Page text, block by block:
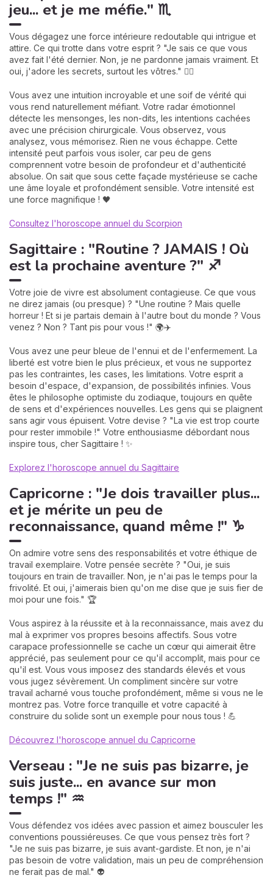
jeu... et je me méfie." ♏
Vous dégagez une force intérieure redoutable qui intrigue et
attire. Ce qui trotte dans votre esprit ? "Je sais ce que vous
avez fait l'été dernier. Non, je ne pardonne jamais vraiment. Et
oui, j'adore les secrets, surtout les vôtres." 🕵️‍♂️
Vous avez une intuition incroyable et une soif de vérité qui
vous rend naturellement méfiant. Votre radar émotionnel
détecte les mensonges, les non-dits, les intentions cachées
avec une précision chirurgicale. Vous observez, vous
analysez, vous mémorisez. Rien ne vous échappe. Cette
intensité peut parfois vous isoler, car peu de gens
comprennent votre besoin de profondeur et d'authenticité
absolue. On sait que sous cette façade mystérieuse se cache
une âme loyale et profondément sensible. Votre intensité est
une force magnifique ! 🖤
Consultez l'horoscope annuel du Scorpion
Sagittaire : "Routine ? JAMAIS ! Où
est la prochaine aventure ?" ♐
Votre joie de vivre est absolument contagieuse. Ce que vous
ne direz jamais (ou presque) ? "Une routine ? Mais quelle
horreur ! Et si je partais demain à l'autre bout du monde ? Vous
venez ? Non ? Tant pis pour vous !" 🌍✈️
Vous avez une peur bleue de l'ennui et de l'enfermement. La
liberté est votre bien le plus précieux, et vous ne supportez
pas les contraintes, les cases, les limitations. Votre esprit a
besoin d'espace, d'expansion, de possibilités infinies. Vous
êtes le philosophe optimiste du zodiaque, toujours en quête
de sens et d'expériences nouvelles. Les gens qui se plaignent
sans agir vous épuisent. Votre devise ? "La vie est trop courte
pour rester immobile !" Votre enthousiasme débordant nous
inspire tous, cher Sagittaire ! ✨
Explorez l'horoscope annuel du Sagittaire
Capricorne : "Je dois travailler plus...
et je mérite un peu de
reconnaissance, quand même !" ♑
On admire votre sens des responsabilités et votre éthique de
travail exemplaire. Votre pensée secrète ? "Oui, je suis
toujours en train de travailler. Non, je n'ai pas le temps pour la
frivolité. Et oui, j'aimerais bien qu'on me dise que je suis fier de
moi pour une fois." 🏆
Vous aspirez à la réussite et à la reconnaissance, mais avez du
mal à exprimer vos propres besoins affectifs. Sous votre
carapace professionnelle se cache un cœur qui aimerait être
apprécié, pas seulement pour ce qu'il accomplit, mais pour ce
qu'il est. Vous vous imposez des standards élevés et vous
vous jugez sévèrement. Un compliment sincère sur votre
travail acharné vous touche profondément, même si vous ne le
montrez pas. Votre force tranquille et votre capacité à
construire du solide sont un exemple pour nous tous ! 💪
Découvrez l'horoscope annuel du Capricorne
Verseau : "Je ne suis pas bizarre, je
suis juste... en avance sur mon
temps !" ♒
Vous défendez vos idées avec passion et aimez bousculer les
conventions poussiéreuses. Ce que vous pensez très fort ?
"Je ne suis pas bizarre, je suis avant-gardiste. Et non, je n'ai
pas besoin de votre validation, mais un peu de compréhension
ne ferait pas de mal." 👽